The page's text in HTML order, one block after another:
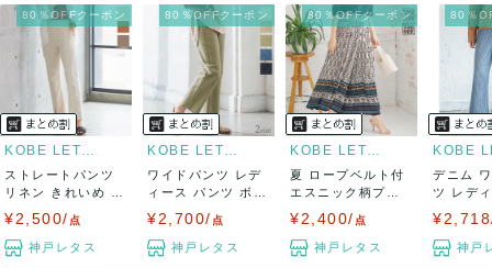
80％OFFクーポン
KOBE LETTUCE
ストレートパンツ
リネン きれいめ レ
¥2,500/ 点
神戸レタス
80％OFFクーポン
KOBE LETTUCE
ワイドパンツ レデ
ィース パンツ ボト
¥2,700/ 点
神戸レタス
80％OFFクーポン
KOBE LETTUCE
夏 ロープベルト付
エスニック柄プリ
ツ...
¥2,400/ 点
神戸レタス
80％
デニム
ツ レデ
神戸